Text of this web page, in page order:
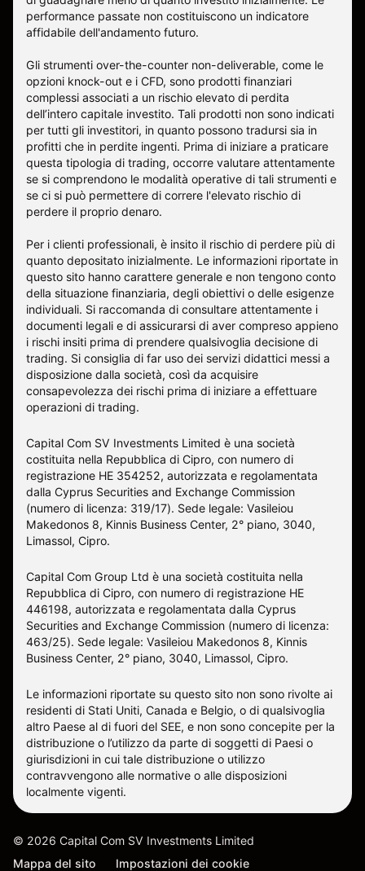
performance passate non costituiscono un indicatore
affidabile dell'andamento futuro.
Gli strumenti over-the-counter non-deliverable, come le
opzioni knock-out e i CFD, sono prodotti finanziari
complessi associati a un rischio elevato di perdita
dell’intero capitale investito. Tali prodotti non sono indicati
per tutti gli investitori, in quanto possono tradursi sia in
profitti che in perdite ingenti. Prima di iniziare a praticare
questa tipologia di trading, occorre valutare attentamente
se si comprendono le modalità operative di tali strumenti e
se ci si può permettere di correre l'elevato rischio di
perdere il proprio denaro.
Per i clienti professionali, è insito il rischio di perdere più di
quanto depositato inizialmente. Le informazioni riportate in
questo sito hanno carattere generale e non tengono conto
della situazione finanziaria, degli obiettivi o delle esigenze
individuali. Si raccomanda di consultare attentamente i
documenti legali e di assicurarsi di aver compreso appieno
i rischi insiti prima di prendere qualsivoglia decisione di
trading. Si consiglia di far uso dei servizi didattici messi a
disposizione dalla società, così da acquisire
consapevolezza dei rischi prima di iniziare a effettuare
operazioni di trading.
Capital Com SV Investments Limited è una società
costituita nella Repubblica di Cipro, con numero di
registrazione HE 354252, autorizzata e regolamentata
dalla Cyprus Securities and Exchange Commission
(numero di licenza: 319/17). Sede legale: Vasileiou
Makedonos 8, Kinnis Business Center, 2° piano, 3040,
Limassol, Cipro.
Capital Com Group Ltd è una società costituita nella
Repubblica di Cipro, con numero di registrazione ΗΕ
446198, autorizzata e regolamentata dalla Cyprus
Securities and Exchange Commission (numero di licenza:
463/25). Sede legale: Vasileiou Makedonos 8, Kinnis
Business Center, 2° piano, 3040, Limassol, Cipro.
Le informazioni riportate su questo sito non sono rivolte ai
residenti di Stati Uniti, Canada e Belgio, o di qualsivoglia
altro Paese al di fuori del SEE, e non sono concepite per la
distribuzione o l’utilizzo da parte di soggetti di Paesi o
giurisdizioni in cui tale distribuzione o utilizzo
contravvengono alle normative o alle disposizioni
localmente vigenti.
© 2026 Capital Com SV Investments Limited
Mappa del sito
Impostazioni dei cookie